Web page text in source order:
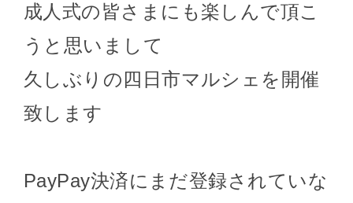
成人式の皆さまにも楽しんで頂こ
うと思いまして
久しぶりの四日市マルシェを開催
致します
PayPay決済にまだ登録されていな